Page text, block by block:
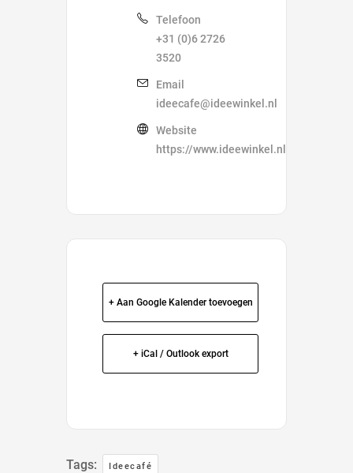
Telefoon
+31 (0)6 2726
3520
Email
ideecafe@ideewinkel.nl
Website
https://www.ideewinkel.nl/ideecafe/
+ Aan Google Kalender toevoegen
+ iCal / Outlook export
Tags: Ideecafé